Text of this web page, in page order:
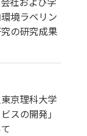
境ラベリン
の研究成果
京理科大学
スの開発」